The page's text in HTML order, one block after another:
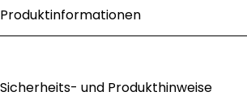
Mail
Ihre
Telefonnummer
Nachricht
Produktinformationen
Sicherheits- und Produkthinweise